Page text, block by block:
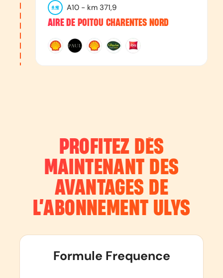
A10 - km 371,9
AIRE DE POITOU CHARENTES NORD
PROFITEZ DÈS
MAINTENANT DES
AVANTAGES DE
L’ABONNEMENT ULYS
Formule Frequence